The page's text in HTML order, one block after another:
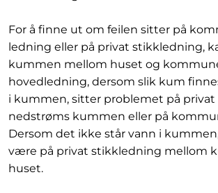
For å finne ut om feilen sitter på
ledning eller på privat stikkledning,
kummen mellom huset og
hovedledning, dersom slik kum
i kummen, sitter problemet på
nedstrøms kummen eller på
Dersom det ikke står vann i
være på privat stikkledning mellom
huset.